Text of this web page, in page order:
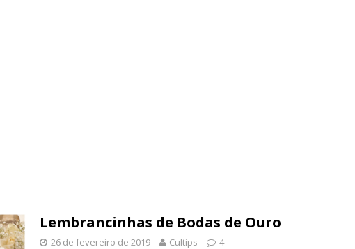
Lembrancinhas de Bodas de Ouro
26 de fevereiro de 2019 Cultips 4